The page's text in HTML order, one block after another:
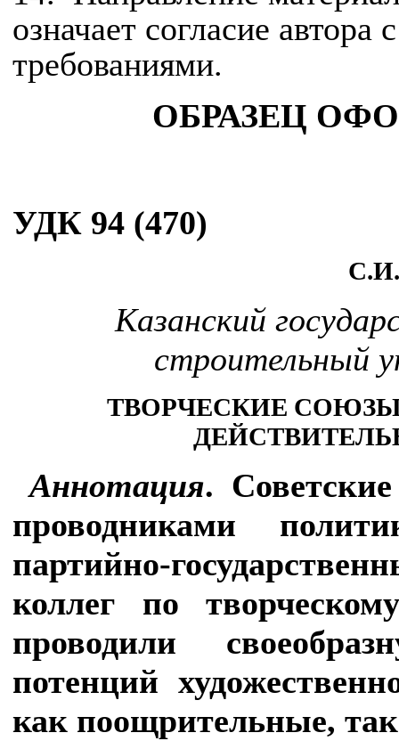
означает согласие
требованиями.
ОБРАЗЕЦ
УДК 94 (470)
Казанский
строительный
ТВОРЧЕСКИЕ
Аннотация. Советски
проводниками
партийно-
коллег по
проводили
потенций
как поощрительные,